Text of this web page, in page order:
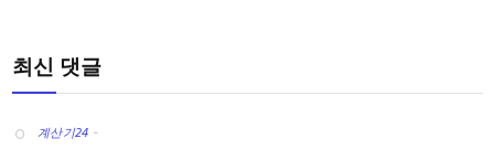
최신 댓글
계산기24 -